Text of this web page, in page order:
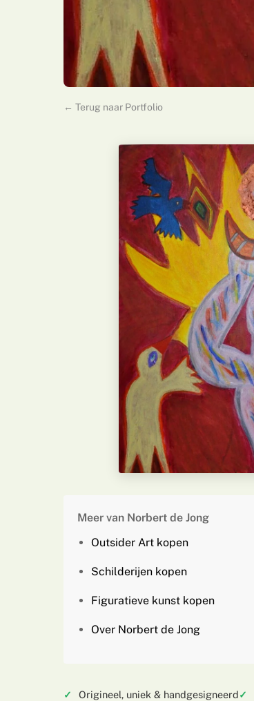
← Terug naar Portfolio
Meer van Norbert de Jong
Outsider Art kopen
Schilderijen kopen
Figuratieve kunst kopen
Over Norbert de Jong
Origineel, uniek & handgesigneerd